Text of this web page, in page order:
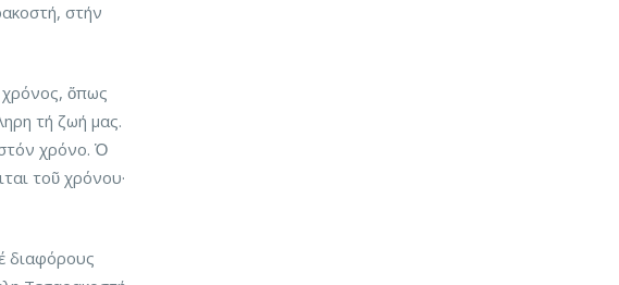
στήν
χρόνος, ὅπως
τή ζωή μας.
χρόνο. Ὁ
τοῦ χρόνου·
διαφόρους